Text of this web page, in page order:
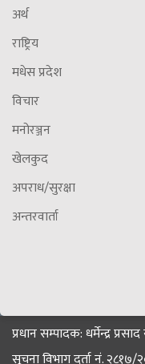
अर्थ
राष्ट्रिय
मधेस प्रदेश
विचार
मनोरञ्जन
खेलकुद
अपराध/सुरक्षा
अन्तरवार्ता
प्रधान सम्पादक: धर्मेन्द्र
सूचना विभाग दर्ता नं.